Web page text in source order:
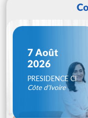
7 Août
2026
PRESIDENCE CI
Côte d'Ivoire